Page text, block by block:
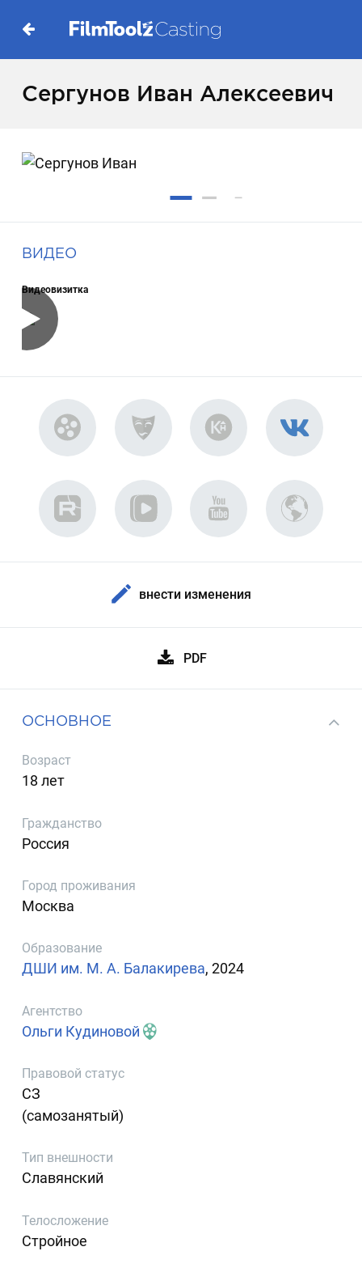
Сергунов Иван Алексеевич
ВИДЕО
Видеовизитка
внести изменения
PDF
ОСНОВНОЕ
Возраст
18 лет
Гражданство
Россия
Город проживания
Москва
Образование
ДШИ им. М. А. Балакирева, 2024
Агентство
Ольги Кудиновой
Правовой статус
СЗ
(самозанятый)
Тип внешности
Славянский
Телосложение
Стройное